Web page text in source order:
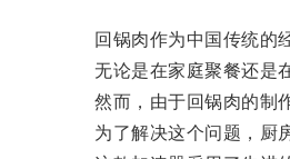
回锅肉作为中国传统的经
无论是在家庭聚餐还是在
然而，由于回锅肉的制作
为了解决这个问题，厨房